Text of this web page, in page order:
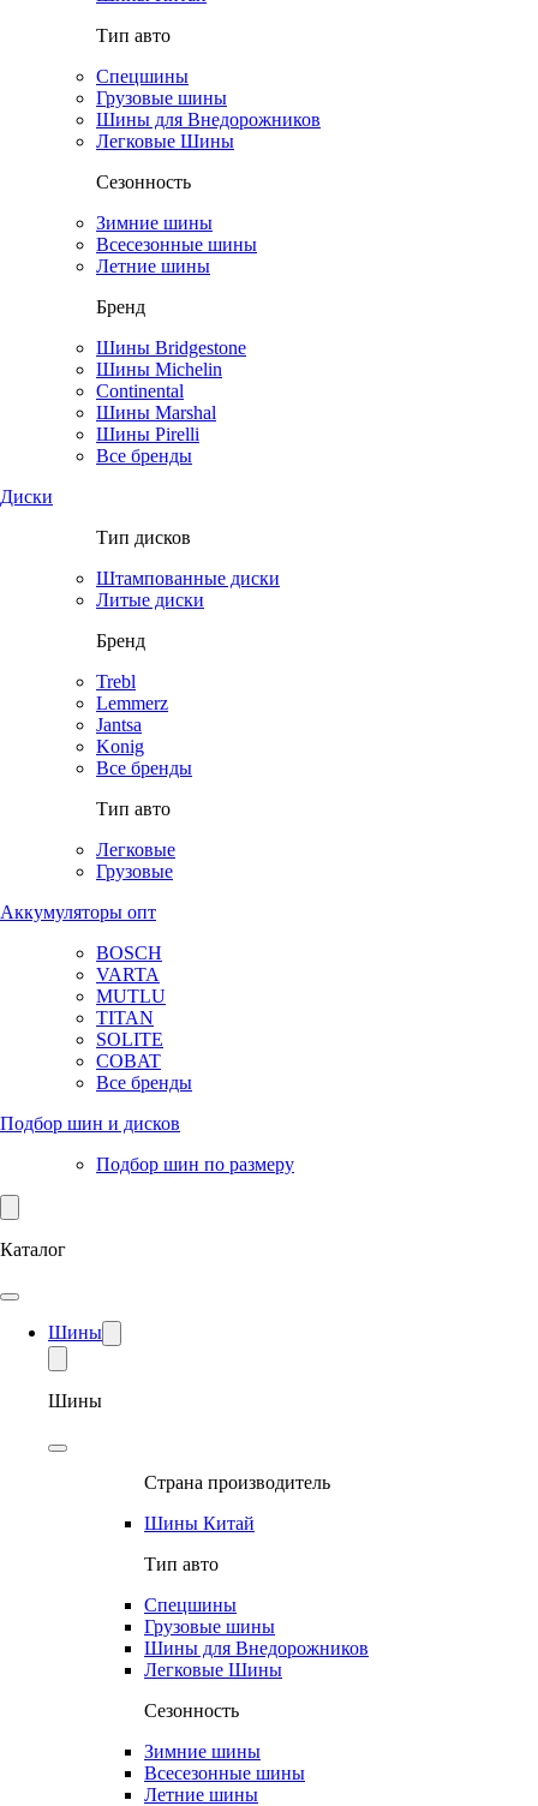
Тип авто
Спецшины
Грузовые шины
Шины для Внедорожников
Легковые Шины
Сезонность
Зимние шины
Всесезонные шины
Летние шины
Бренд
Шины Bridgestone
Шины Michelin
Continental
Шины Marshal
Шины Pirelli
Все бренды
Диски
Тип дисков
Штампованные диски
Литые диски
Бренд
Trebl
Lemmerz
Jantsa
Konig
Все бренды
Тип авто
Легковые
Грузовые
Аккумуляторы опт
BOSCH
VARTA
MUTLU
TITAN
SOLITE
COBAT
Все бренды
Подбор шин и дисков
Подбор шин по размеру
Каталог
Шины
Шины
Страна производитель
Шины Китай
Тип авто
Спецшины
Грузовые шины
Шины для Внедорожников
Легковые Шины
Сезонность
Зимние шины
Всесезонные шины
Летние шины